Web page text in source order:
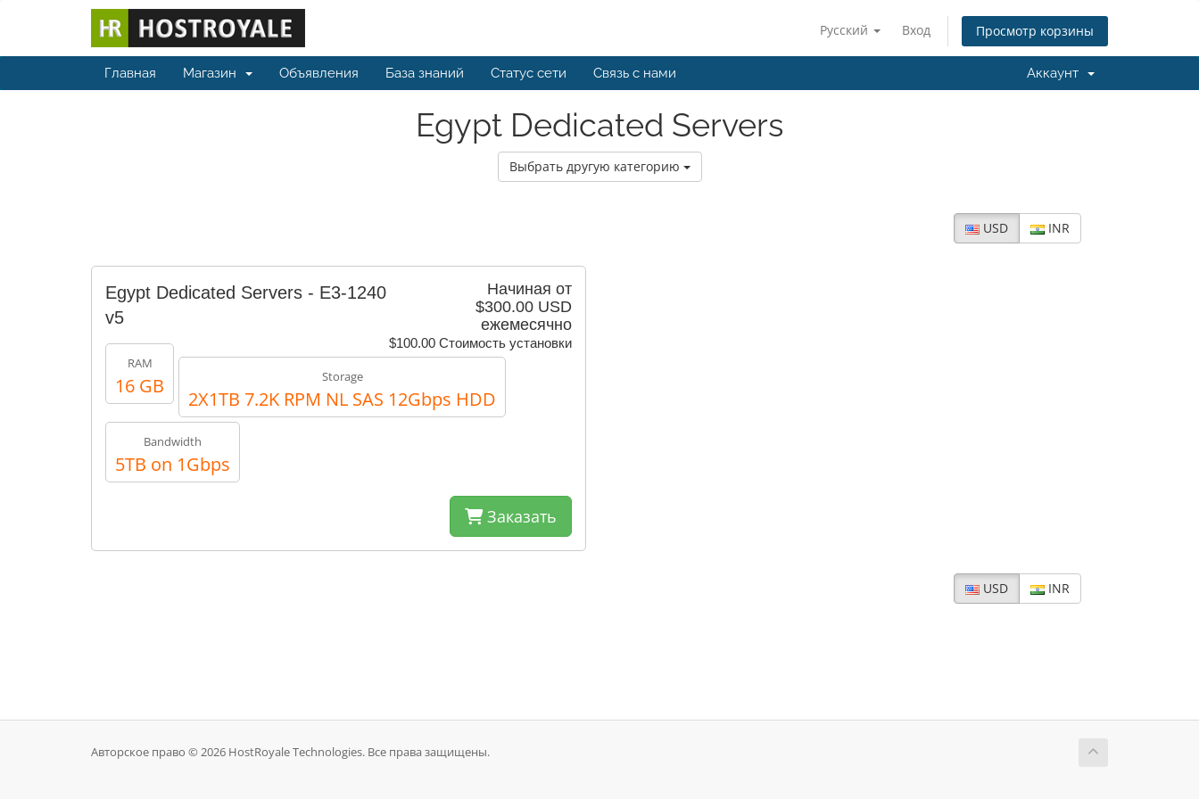
Русский Вход Просмотр корзины
Главная Магазин Объявления База знаний Статус сети Связь с нами Аккаунт
Egypt Dedicated Servers
Выбрать другую категорию
USD INR
Начиная от
$300.00 USD
ежемесячно
$100.00 Стоимость установки
Egypt Dedicated Servers - E3-1240
v5
RAM
16 GB Storage
2X1TB 7.2K RPM NL SAS 12Gbps HDD
Bandwidth
5TB on 1Gbps
Заказать
USD INR
Авторское право © 2026 HostRoyale Technologies. Все права защищены.